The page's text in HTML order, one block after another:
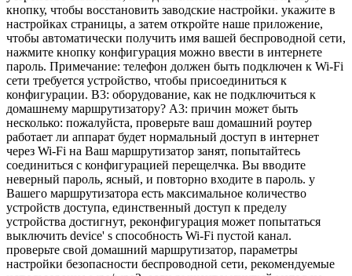
кнопку, чтобы восстановить заводские настройки. укажите в
настройках страницы, а затем откройте наше приложение,
чтобы автоматически получить имя вашей беспроводной сети,
нажмите кнопку конфигурация можно ввести в интернете
пароль. Примечание: телефон должен быть подключен к Wi-Fi
сети требуется устройство, чтобы присоединиться к
конфигурации. В3: оборудование, как не подключиться к
домашнему маршрутизатору? А3: причин может быть
несколько: пожалуйста, проверьте ваш домашний роутер
работает ли аппарат будет нормальный доступ в интернет
через Wi-Fi на Ваш маршрутизатор занят, попытайтесь
соединиться с конфигурацией перещелчка. Вы вводите
неверный пароль, ясный, и повторно входите в пароль. у
Вашего маршрутизатора есть максимальное количество
устройств доступа, единственный доступ к пределу
устройства достигнут, реконфигурация может попытаться
выключить device' s способность Wi-Fi пустой канал.
проверьте свой домашний маршрутизатор, параметры
настройки безопасности беспроводной сети, рекомендуемые